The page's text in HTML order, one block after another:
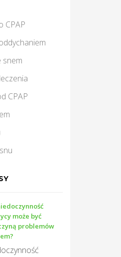
CPAP
snem
CPAP
może być
problemów